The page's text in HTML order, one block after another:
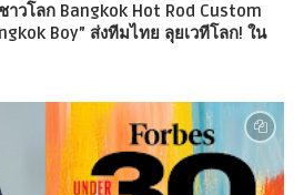
วโลก Bangkok Hot Rod Custom
Boy” ส่งทีมไทย ลุยเวทีโลก! ใน